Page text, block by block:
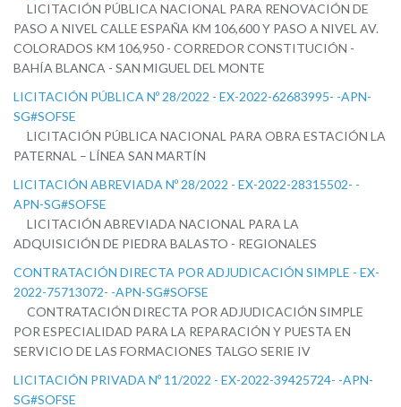
LICITACIÓN PÚBLICA NACIONAL PARA RENOVACIÓN DE
PASO A NIVEL CALLE ESPAÑA KM 106,600 Y PASO A NIVEL AV.
COLORADOS KM 106,950 - CORREDOR CONSTITUCIÓN -
BAHÍA BLANCA - SAN MIGUEL DEL MONTE
LICITACIÓN PÚBLICA Nº 28/2022 - EX-2022-62683995- -APN-
SG#SOFSE
LICITACIÓN PÚBLICA NACIONAL PARA OBRA ESTACIÓN LA
PATERNAL – LÍNEA SAN MARTÍN
LICITACIÓN ABREVIADA Nº 28/2022 - EX-2022-28315502- -
APN-SG#SOFSE
LICITACIÓN ABREVIADA NACIONAL PARA LA
ADQUISICIÓN DE PIEDRA BALASTO - REGIONALES
CONTRATACIÓN DIRECTA POR ADJUDICACIÓN SIMPLE - EX-
2022-75713072- -APN-SG#SOFSE
CONTRATACIÓN DIRECTA POR ADJUDICACIÓN SIMPLE
POR ESPECIALIDAD PARA LA REPARACIÓN Y PUESTA EN
SERVICIO DE LAS FORMACIONES TALGO SERIE IV
LICITACIÓN PRIVADA Nº 11/2022 - EX-2022-39425724- -APN-
SG#SOFSE